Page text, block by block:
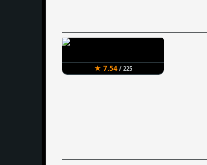
★ 7.54/ 225